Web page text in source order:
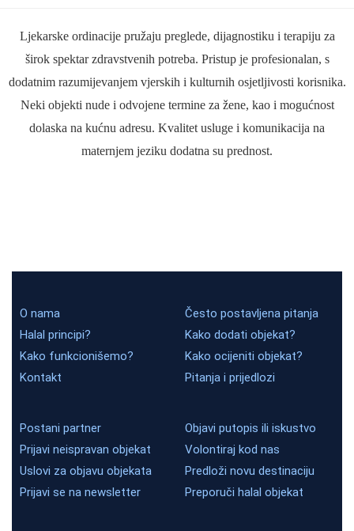
Ljekarske ordinacije pružaju preglede, dijagnostiku i terapiju za
širok spektar zdravstvenih potreba. Pristup je profesionalan, s
dodatnim razumijevanjem vjerskih i kulturnih osjetljivosti korisnika.
Neki objekti nude i odvojene termine za žene, kao i mogućnost
dolaska na kućnu adresu. Kvalitet usluge i komunikacija na
maternjem jeziku dodatna su prednost.
O nama
Halal principi?
Kako funkcionišemo?
Kontakt
Često postavljena pitanja
Kako dodati objekat?
Kako ocijeniti objekat?
Pitanja i prijedlozi
Postani partner
Prijavi neispravan objekat
Uslovi za objavu objekata
Prijavi se na newsletter
Objavi putopis ili iskustvo
Volontiraj kod nas
Predloži novu destinaciju
Preporuči halal objekat